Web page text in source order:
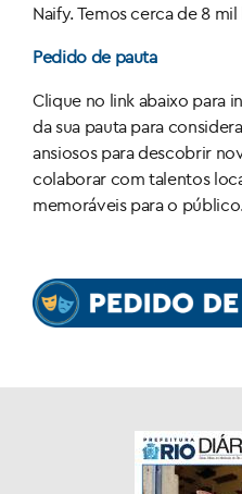
Naify. Temos cerca de 8
Pedido de pauta
Clique no link abaixo para
da sua pauta para
ansiosos para descobrir
colaborar com talentos
memoráveis para o